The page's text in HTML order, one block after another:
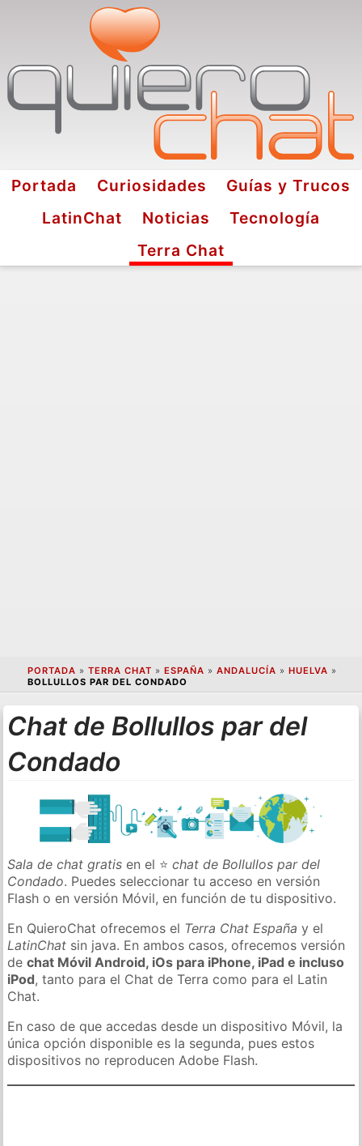
Portada Curiosidades
Guías y Trucos
LatinChat
Noticias
Tecnología
Terra Chat
PORTADA » TERRA CHAT » ESPAÑA » ANDALUCÍA » HUELVA »
BOLLULLOS PAR DEL CONDADO
Chat de Bollullos par del
Condado
Sala de chat gratis en el ⭐chat de Bollullos par del
Condado. Puedes seleccionar tu acceso en versión
Flash o en versión Móvil, en función de tu dispositivo.
En QuieroChat ofrecemos el Terra Chat España y el
LatinChat sin java. En ambos casos, ofrecemos versión
dechat Móvil Android, iOs para iPhone, iPad e incluso
iPod, tanto para el Chat de Terra como para el Latin
Chat.
En caso de que accedas desde un dispositivo Móvil, la
única opción disponible es la segunda, pues estos
dispositivos no reproducen Adobe Flash.